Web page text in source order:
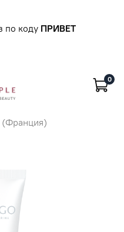
по коду ПРИВЕТ
0
(Франция)